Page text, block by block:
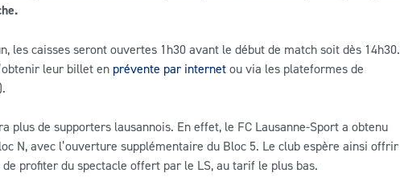
les caisses seront ouvertes 1h30 avant le début de match soit dès 14h30.
leur billet en prévente par internet ou via les plateformes de
plus de supporters lausannois. En effet, le FC Lausanne-Sport a obtenu
N, avec l’ouverture supplémentaire du Bloc 5. Le club espère ainsi offrir
profiter du spectacle offert par le LS, au tarif le plus bas.